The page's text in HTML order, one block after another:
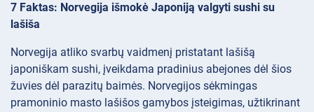
7 Faktas: Norvegija išmokė Japoniją valgyti sushi su
lašiša
Norvegija atliko svarbų vaidmenį pristatant lašišą
japoniškam sushi, įveikdama pradinius abejones dėl šios
žuvies dėl parazitų baimės. Norvegijos sėkmingas
pramoninio masto lašišos gamybos įsteigimas, užtikrinant